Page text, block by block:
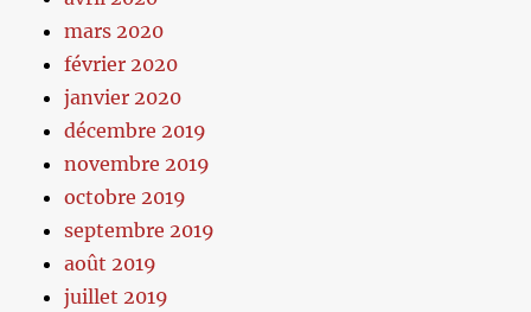
mars 2020
février 2020
janvier 2020
décembre 2019
novembre 2019
octobre 2019
septembre 2019
août 2019
juillet 2019